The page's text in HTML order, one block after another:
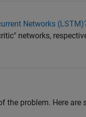
Networks
networks,
the problem. Here are